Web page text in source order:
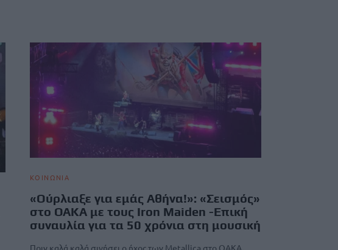
ΚΟΙΝΩΝΙΑ
«Ούρλιαξε για εμάς Αθήνα!»: «Σεισμός»
στο ΟΑΚΑ με τους Iron Maiden -Επική
συναυλία για τα 50 χρόνια στη μουσική
Πριν καλά καλά σιγήσει ο ήχος των Metallica στο ΟΑΚΑ,